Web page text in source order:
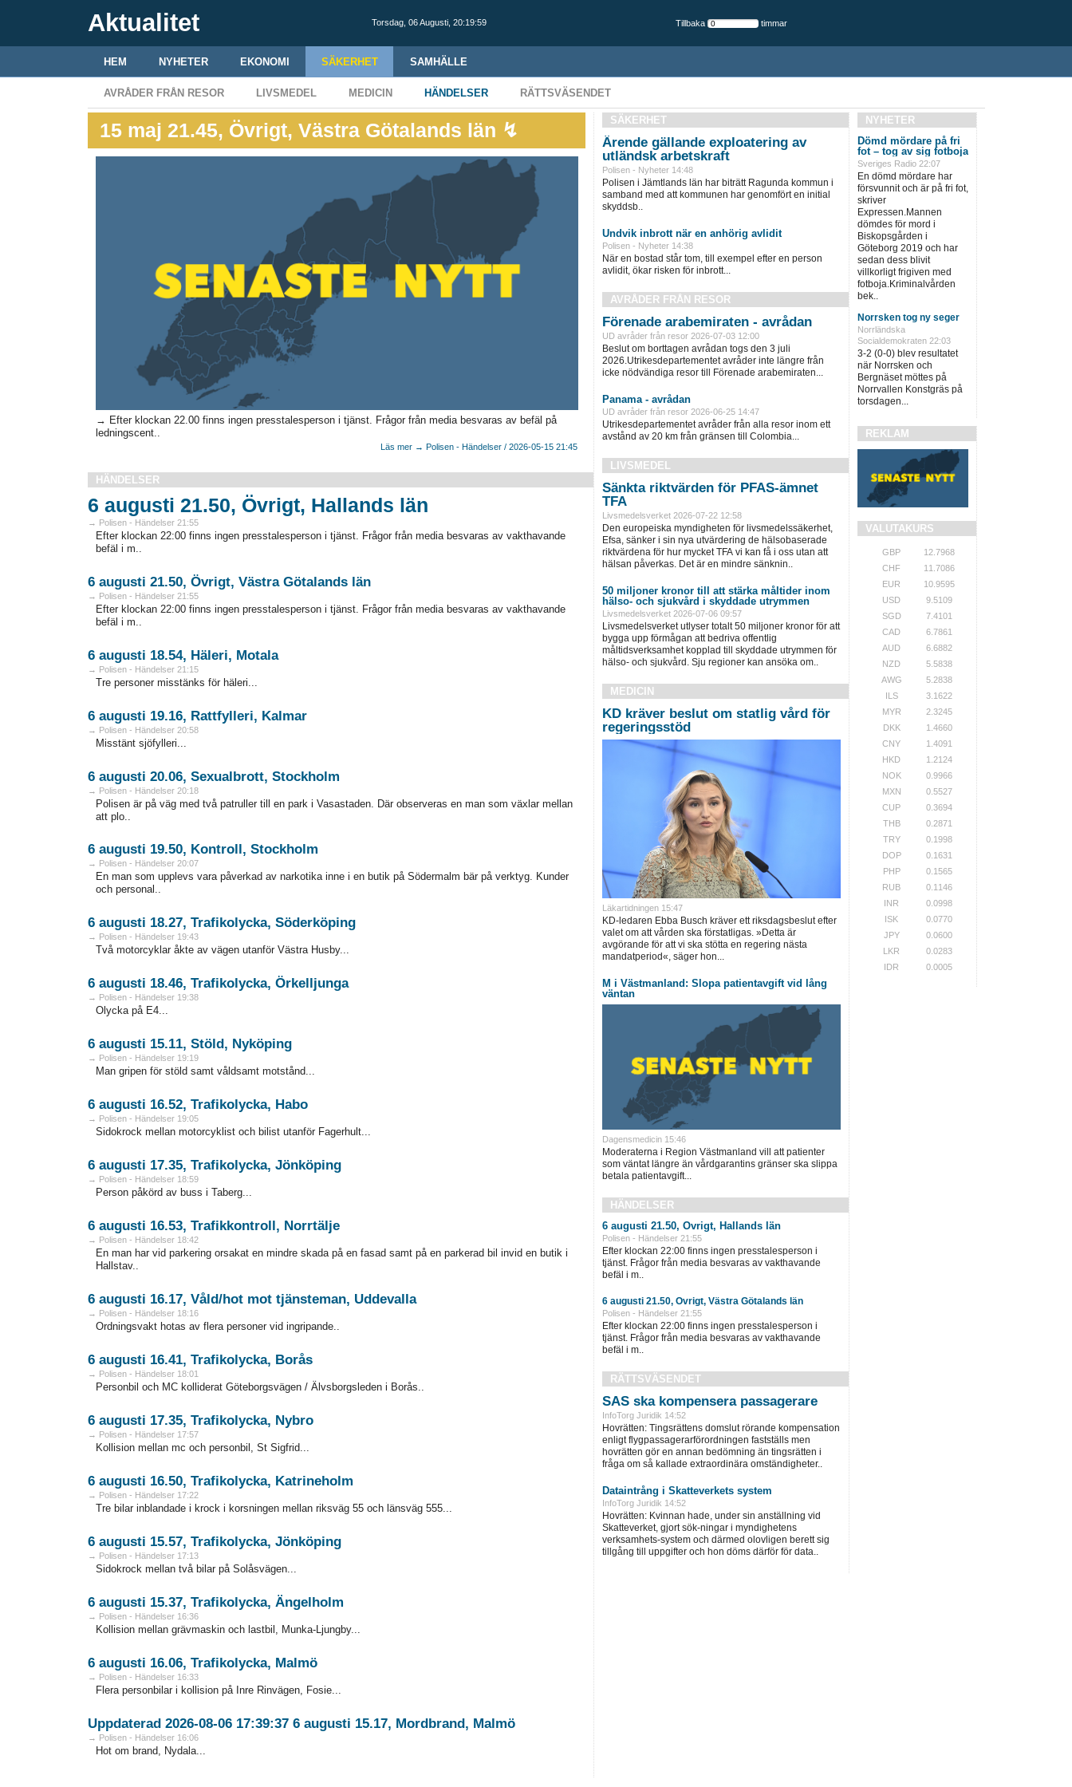
Aktualitet Torsdag, 06 Augusti, 20:20:00 Tillbaka timmar
HEM NYHETER EKONOMI SÄKERHET SAMHÄLLE
AVRÅDER FRÅN RESOR LIVSMEDEL MEDICIN HÄNDELSER RÄTTSVÄSENDET
15 maj 21.45, Övrigt, Västra Götalands län ↯
→ Efter klockan 22.00 finns ingen presstalesperson i tjänst. Frågor från media besvaras av befäl på
ledningscent..
Läs mer → Polisen - Händelser / 2026-05-15 21:45
HÄNDELSER
6 augusti 21.50, Övrigt, Hallands län
→ Polisen - Händelser 21:55
Efter klockan 22:00 finns ingen presstalesperson i tjänst. Frågor från media besvaras av vakthavande
befäl i m..
6 augusti 21.50, Övrigt, Västra Götalands län
→ Polisen - Händelser 21:55
Efter klockan 22:00 finns ingen presstalesperson i tjänst. Frågor från media besvaras av vakthavande
befäl i m..
6 augusti 18.54, Häleri, Motala
→ Polisen - Händelser 21:15
Tre personer misstänks för häleri...
6 augusti 19.16, Rattfylleri, Kalmar
→ Polisen - Händelser 20:58
Misstänt sjöfylleri...
6 augusti 20.06, Sexualbrott, Stockholm
→ Polisen - Händelser 20:18
Polisen är på väg med två patruller till en park i Vasastaden. Där observeras en man som växlar mellan
att plo..
6 augusti 19.50, Kontroll, Stockholm
→ Polisen - Händelser 20:07
En man som upplevs vara påverkad av narkotika inne i en butik på Södermalm bär på verktyg. Kunder
och personal..
6 augusti 18.27, Trafikolycka, Söderköping
→ Polisen - Händelser 19:43
Två motorcyklar åkte av vägen utanför Västra Husby...
6 augusti 18.46, Trafikolycka, Örkelljunga
→ Polisen - Händelser 19:38
Olycka på E4...
6 augusti 15.11, Stöld, Nyköping
→ Polisen - Händelser 19:19
Man gripen för stöld samt våldsamt motstånd...
6 augusti 16.52, Trafikolycka, Habo
→ Polisen - Händelser 19:05
Sidokrock mellan motorcyklist och bilist utanför Fagerhult...
6 augusti 17.35, Trafikolycka, Jönköping
→ Polisen - Händelser 18:59
Person påkörd av buss i Taberg...
6 augusti 16.53, Trafikkontroll, Norrtälje
→ Polisen - Händelser 18:42
En man har vid parkering orsakat en mindre skada på en fasad samt på en parkerad bil invid en butik i
Hallstav..
6 augusti 16.17, Våld/hot mot tjänsteman, Uddevalla
→ Polisen - Händelser 18:16
Ordningsvakt hotas av flera personer vid ingripande..
6 augusti 16.41, Trafikolycka, Borås
→ Polisen - Händelser 18:01
Personbil och MC kolliderat Göteborgsvägen / Älvsborgsleden i Borås..
6 augusti 17.35, Trafikolycka, Nybro
→ Polisen - Händelser 17:57
Kollision mellan mc och personbil, St Sigfrid...
6 augusti 16.50, Trafikolycka, Katrineholm
→ Polisen - Händelser 17:22
Tre bilar inblandade i krock i korsningen mellan riksväg 55 och länsväg 555...
6 augusti 15.57, Trafikolycka, Jönköping
→ Polisen - Händelser 17:13
Sidokrock mellan två bilar på Solåsvägen...
6 augusti 15.37, Trafikolycka, Ängelholm
→ Polisen - Händelser 16:36
Kollision mellan grävmaskin och lastbil, Munka-Ljungby...
6 augusti 16.06, Trafikolycka, Malmö
→ Polisen - Händelser 16:33
Flera personbilar i kollision på Inre Rinvägen, Fosie...
Uppdaterad 2026-08-06 17:39:37 6 augusti 15.17, Mordbrand, Malmö
→ Polisen - Händelser 16:06
Hot om brand, Nydala...
SÄKERHET
Ärende gällande exploatering av
utländsk arbetskraft
Polisen - Nyheter 14:48
Polisen i Jämtlands län har biträtt Ragunda kommun i
samband med att kommunen har genomfört en initial
skyddsb..
Undvik inbrott när en anhörig avlidit
Polisen - Nyheter 14:38
När en bostad står tom, till exempel efter en person
avlidit, ökar risken för inbrott...
AVRÅDER FRÅN RESOR
Förenade arabemiraten - avrådan
UD avråder från resor 2026-07-03 12:00
Beslut om borttagen avrådan togs den 3 juli
2026.Utrikesdepartementet avråder inte längre från
icke nödvändiga resor till Förenade arabemiraten...
Panama - avrådan
UD avråder från resor 2026-06-25 14:47
Utrikesdepartementet avråder från alla resor inom ett
avstånd av 20 km från gränsen till Colombia...
LIVSMEDEL
Sänkta riktvärden för PFAS-ämnet
TFA
Livsmedelsverket 2026-07-22 12:58
Den europeiska myndigheten för livsmedelssäkerhet,
Efsa, sänker i sin nya utvärdering de hälsobaserade
riktvärdena för hur mycket TFA vi kan få i oss utan att
hälsan påverkas. Det är en mindre sänknin..
50 miljoner kronor till att stärka måltider inom
hälso- och sjukvård i skyddade utrymmen
Livsmedelsverket 2026-07-06 09:57
Livsmedelsverket utlyser totalt 50 miljoner kronor för att
bygga upp förmågan att bedriva offentlig
måltidsverksamhet kopplad till skyddade utrymmen för
hälso- och sjukvård. Sju regioner kan ansöka om..
MEDICIN
KD kräver beslut om statlig vård för
regeringsstöd
Läkartidningen 15:47
KD-ledaren Ebba Busch kräver ett riksdagsbeslut efter
valet om att vården ska förstatligas. »Detta är
avgörande för att vi ska stötta en regering nästa
mandatperiod«, säger hon...
M i Västmanland: Slopa patientavgift vid lång
väntan
Dagensmedicin 15:46
Moderaterna i Region Västmanland vill att patienter
som väntat längre än vårdgarantins gränser ska slippa
betala patientavgift...
HÄNDELSER
6 augusti 21.50, Övrigt, Hallands län
Polisen - Händelser 21:55
Efter klockan 22:00 finns ingen presstalesperson i
tjänst. Frågor från media besvaras av vakthavande
befäl i m..
6 augusti 21.50, Övrigt, Västra Götalands län
Polisen - Händelser 21:55
Efter klockan 22:00 finns ingen presstalesperson i
tjänst. Frågor från media besvaras av vakthavande
befäl i m..
RÄTTSVÄSENDET
SAS ska kompensera passagerare
InfoTorg Juridik 14:52
Hovrätten: Tingsrättens domslut rörande kompensation
enligt flygpassagerarförordningen fastställs men
hovrätten gör en annan bedömning än tingsrätten i
fråga om så kallade extraordinära omständigheter..
Dataintrång i Skatteverkets system
InfoTorg Juridik 14:52
Hovrätten: Kvinnan hade, under sin anställning vid
Skatteverket, gjort sök-ningar i myndighetens
verksamhets-system och därmed olovligen berett sig
tillgång till uppgifter och hon döms därför för data..
NYHETER
Dömd mördare på fri
fot – tog av sig fotboja
Sveriges Radio 22:07
En dömd mördare har
försvunnit och är på fri fot,
skriver
Expressen.Mannen
dömdes för mord i
Biskopsgården i
Göteborg 2019 och har
sedan dess blivit
villkorligt frigiven med
fotboja.Kriminalvården
bek..
Norrsken tog ny seger
Norrländska
Socialdemokraten 22:03
3-2 (0-0) blev resultatet
när Norrsken och
Bergnäset möttes på
Norrvallen Konstgräs på
torsdagen...
REKLAM
VALUTAKURS
GBP
12.7968
CHF
11.7086
EUR
10.9595
USD
9.5109
SGD
7.4101
CAD
6.7861
AUD
6.6882
NZD
5.5838
AWG
5.2838
ILS
3.1622
MYR
2.3245
DKK
1.4660
CNY
1.4091
HKD
1.2124
NOK
0.9966
MXN
0.5527
CUP
0.3694
THB
0.2871
TRY
0.1998
DOP
0.1631
PHP
0.1565
RUB
0.1146
INR
0.0998
ISK
0.0770
JPY
0.0600
LKR
0.0283
IDR
0.0005